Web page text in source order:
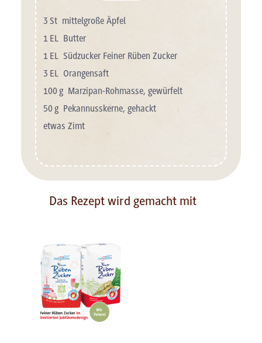
3 St mittelgroße Äpfel
1 EL
Butter
1 EL Südzucker Feiner Rüben Zucker
3 EL Orangensaft
100g
Marzipan-Rohmasse, gewürfelt
50g
Pekannusskerne, gehackt
etwas Zimt
Das Rezept wird gemacht mit